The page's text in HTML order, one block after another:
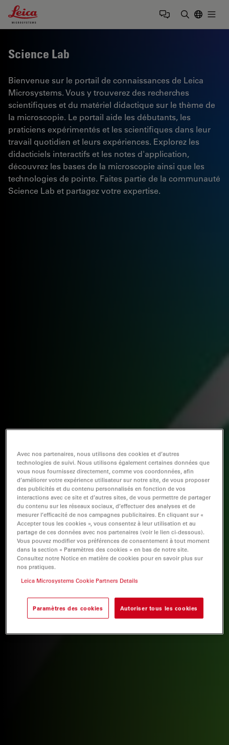
Leica Microsystems Logo
Science Lab
Bienvenue sur le portail de connaissances de Leica
Microsystems. Vous y trouverez des recherches
scientifiques et du matériel didactique sur le thème de
la microscopie. Le portail aide les débutants, les
praticiens expérimentés et les scientifiques dans leur
travail quotidien et leurs expériences. Explorez les
didacticiels interactifs et les notes d'application,
découvrez les bases de la microscopie ainsi que les
technologies de pointe. Faites partie de la communauté
Science Lab et partagez votre expertise.
Avec nos partenaires, nous utilisons des cookies et d’autres
technologies de suivi. Nous utilisons également certaines données que
vous nous fournissez directement, comme vos coordonnées, afin
d’améliorer votre expérience utilisateur sur notre site, de vous proposer
des publicités et du contenu personnalisés en fonction de vos
interactions avec ce site et d’autres sites, de vous permettre de partager
du contenu sur les réseaux sociaux, d’effectuer des analyses et de
mesurer l’efficacité de nos campagnes publicitaires. En cliquant sur «
Accepter tous les cookies », vous consentez à leur utilisation et au
partage de ces données avec nos partenaires (voir le lien ci-dessous).
Vous pouvez modifier vos préférences de consentement à tout moment
dans la section « Paramètres des cookies » en bas de notre site.
Consultez notre Notice en matière de cookies pour en savoir plus sur
nos pratiques.
Leica Microsystems Cookie Partners Details
Paramètres des cookies Autoriser tous les cookies